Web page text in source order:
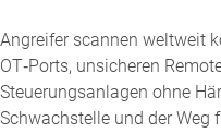
Angreifer scannen weltweit
OT‑Ports, unsicheren
Steuerungsanlagen ohne
Schwachstelle und der Weg